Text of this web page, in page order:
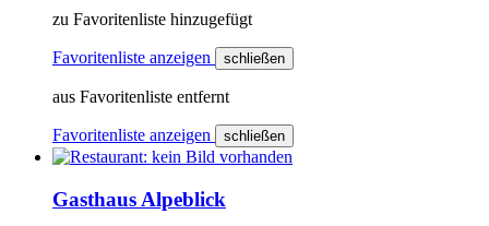
zu Favoritenliste hinzugefügt
Favoritenliste anzeigen schließen
aus Favoritenliste entfernt
Favoritenliste anzeigen schließen
Gasthaus Alpeblick